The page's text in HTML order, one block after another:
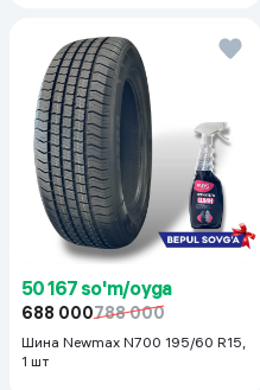
50 167 so'm/oyga
688 000788 000
Шина Newmax N700 195/60 R15,
1 шт